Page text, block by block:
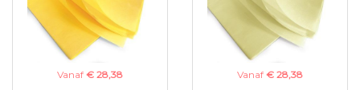
Vanaf € 28,38
Vanaf € 28,38